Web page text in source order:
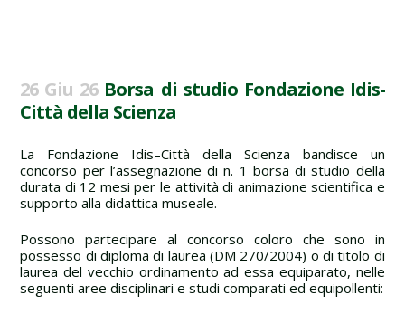
26 Giu 26Borsa di studio Fondazione Idis-
Città della Scienza
La Fondazione Idis–Città della Scienza bandisce un
concorso per l’assegnazione di n. 1 borsa di studio della
durata di 12 mesi per le attività di animazione scientifica e
supporto alla didattica museale.
Possono partecipare al concorso coloro che sono in
possesso di diploma di laurea (DM 270/2004) o di titolo di
laurea del vecchio ordinamento ad essa equiparato, nelle
seguenti aree disciplinari e studi comparati ed equipollenti: